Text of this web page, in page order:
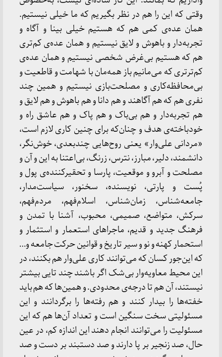
وقتی ‌که این را هم در نظر بگیریم که ما خیلی نیستیم.
همان عده‌ی کمی هم که هستیم خیلی بینا و آگاه و
تجربه‌دار و باهوش و لایق نیستیم و همان عده‌ی کم‌تری
هم که هستیم بی‌غرض شخصی نیستیم و همان عده‌ی
کم‌ترتری که می‌مانیم باز همه‌مان با شهامت و قاطعیت و
بی‌محافظه‌کاری و مصلحت‌بازی نیستیم و همین چند
نفری هم که هم آگاهند و هم دانا و هم باهوش و هم لایق و
هم تجربه‌دار و هم بی‌باک و هم پاک و هم عاشق راه و
خودباخته‌ی هدف و چنان‌که برای چنین کاری لازم است،
«مردانی علی‌وار» یعنی روح‌هایی چندبعدی، خوش‌نگر،
دانشمند، دلیر، مبارز، نترس، زرنگ، بی‌اعتنا به این و آن و
مصلحت و آبرو و موقعیت، پارسا و تحقیرکننده‌ی پول و
پُست و پارتی، نویسنده، سخنور، سیاست‌مدار،
جامعه‌شناس، زمان‌شناس، اسلام‌فهم، مردم‌فهم،
سرکش، متواضع، صمیمی، محبوب، آشنا با تمدن و
فرهنگ جدید و قدیم، ماجراهای استعمار و استثمار و
استحمار کهنه و نو و سیر تاریخ و قوانین حرکت جامعه و…
که این‌جور کسان که می‌توانند کاری علی‌وار هم بکنند، در
این محیط معاویه‌وار بی‌شک اگر باشند چند تایی بیشتر
نیستند، آن هم تا درجه‌ی محدودی. و همین‌ها که هم باید
خفته‌ها را بیدار کنند و هم رفته‌ها را برگردانند و این
مسئولیتی سخت سنگین است و تعداد آن‌ها هم که این
مسئولیت را می‌توانند انجام دهند این اندازه کم، در عین
حال، صد زنجیر بر پا دارند و صد دستبند بر دست و صد